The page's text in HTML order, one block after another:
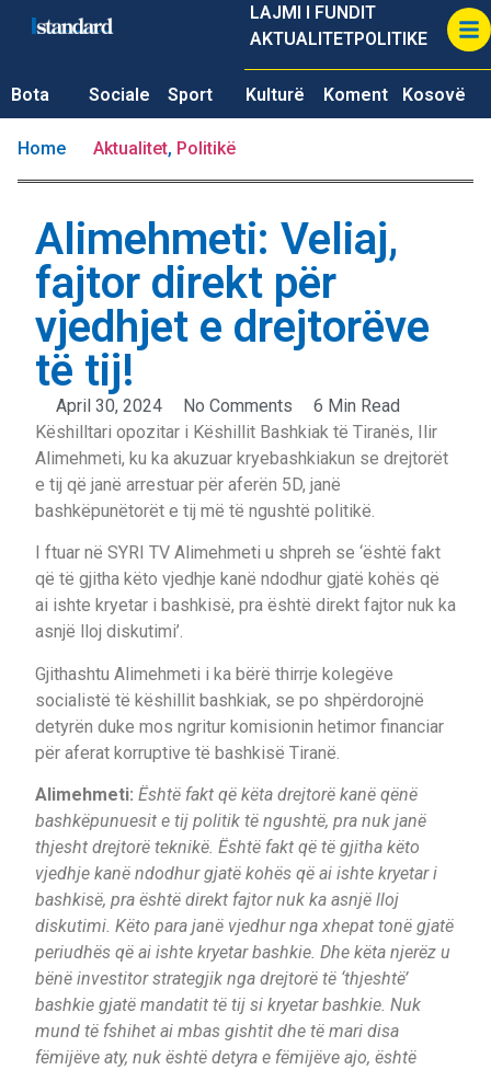
LAJMI I FUNDIT
AKTUALITETPOLITIKE
Bota Sociale Sport Kulturë Koment Kosovë
Home Aktualitet, Politikë
Alimehmeti: Veliaj,
fajtor direkt për
vjedhjet e drejtorëve
të tij!
April 30, 2024 No Comments
6 Min Read
Këshilltari opozitar i Këshillit Bashkiak të Tiranës, Ilir
Alimehmeti, ku ka akuzuar kryebashkiakun se drejtorët
e tij që janë arrestuar për aferën 5D, janë
bashkëpunëtorët e tij më të ngushtë politikë.
I ftuar në SYRI TV Alimehmeti u shpreh se ‘është fakt
që të gjitha këto vjedhje kanë ndodhur gjatë kohës që
ai ishte kryetar i bashkisë, pra është direkt fajtor nuk ka
asnjë lloj diskutimi’.
Gjithashtu Alimehmeti i ka bërë thirrje kolegëve
socialistë të këshillit bashkiak, se po shpërdorojnë
detyrën duke mos ngritur komisionin hetimor financiar
për aferat korruptive të bashkisë Tiranë.
Alimehmeti: Është fakt që këta drejtorë kanë qënë
bashkëpunuesit e tij politik të ngushtë, pra nuk janë
thjesht drejtorë teknikë. Është fakt që të gjitha këto
vjedhje kanë ndodhur gjatë kohës që ai ishte kryetar i
bashkisë, pra është direkt fajtor nuk ka asnjë lloj
diskutimi. Këto para janë vjedhur nga xhepat tonë gjatë
periudhës që ai ishte kryetar bashkie. Dhe këta njerëz u
bënë investitor strategjik nga drejtorë të ‘thjeshtë’
bashkie gjatë mandatit të tij si kryetar bashkie. Nuk
mund të fshihet ai mbas gishtit dhe të mari disa
fëmijëve aty, nuk është detyra e fëmijëve ajo, është